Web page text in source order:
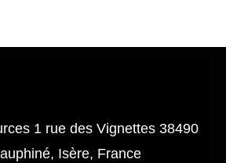
1 rue des Vignettes 38490
Isère, France